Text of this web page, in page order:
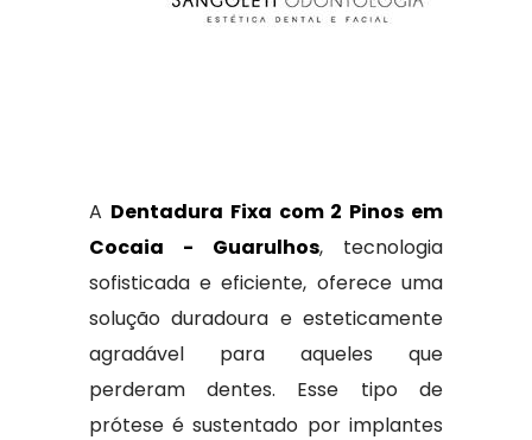
A Dentadura Fixa com 2 Pinos em
Cocaia - Guarulhos, tecnologia
sofisticada e eficiente, oferece uma
solução duradoura e esteticamente
agradável para aqueles que
perderam dentes. Esse tipo de
prótese é sustentado por implantes